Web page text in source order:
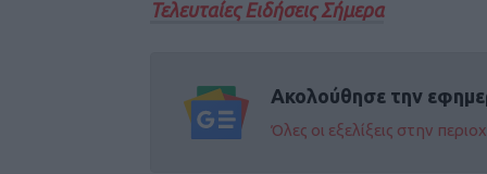
Τελευταίες Ειδήσεις Σήμερα
Ακολούθησε την
Όλες οι εξελίξεις στην